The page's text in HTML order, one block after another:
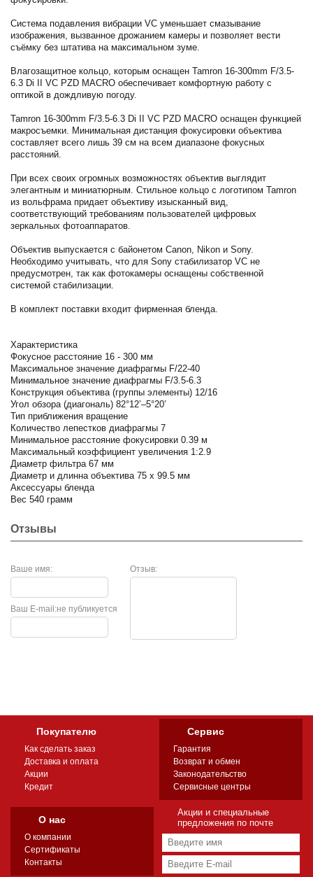
Система подавления вибрации VC уменьшает смазывание
изображения, вызванное дрожанием камеры и позволяет вести
съёмку без штатива на максимальном зуме.
Влагозащитное кольцо, которым оснащен Tamron 16-300mm F/3.5-
6.3 Di II VC PZD MACRO обеспечивает комфортную работу с
оптикой в дождливую погоду.
Tamron 16-300mm F/3.5-6.3 Di II VC PZD MACRO оснащен функцией
макросъемки. Минимальная дистанция фокусировки объектива
составляет всего лишь 39 см на всем диапазоне фокусных
расстояний.
При всех своих огромных возможностях объектив выглядит
элегантным и миниатюрным. Стильное кольцо с логотипом Tamron
из вольфрама придает объективу изысканный вид,
соответствующий требованиям пользователей цифровых
зеркальных фотоаппаратов.
Объектив выпускается с байонетом Canon, Nikon и Sony.
Необходимо учитывать, что для Sony стабилизатор VC не
предусмотрен, так как фотокамеры оснащены собственной
системой стабилизации.
В комплект поставки входит фирменная бленда.
Характеристика
Фокусное расстояние 16 - 300 мм
Максимальное значение диафрагмы F/22-40
Минимальное значение диафрагмы F/3.5-6.3
Конструкция объектива (группы элементы) 12/16
Угол обзора (диагональ) 82°12’–5°20’
Тип приближения вращение
Количество лепестков диафрагмы 7
Минимальное расстояние фокусировки 0.39 м
Максимальный коэффициент увеличения 1:2.9
Диаметр фильтра 67 мм
Диаметр и длинна объектива 75 x 99.5 мм
Аксессуары бленда
Вес 540 грамм
Отзывы
Ваше имя: Отзыв:
не публикуется
Ваш E-mail:
Покупателю
Как сделать заказ
Доставка и оплата
Акции
Кредит
Сервис
Гарантия
Возврат и обмен
Законодательство
Сервисные центры
О нас
О компании
Сертификаты
Контакты
Акции и специальные
предложения по почте